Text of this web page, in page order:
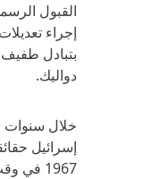
القبول
إجراء
بتبادل
دواليك.
خلال سنوات
إسرائيل
1967